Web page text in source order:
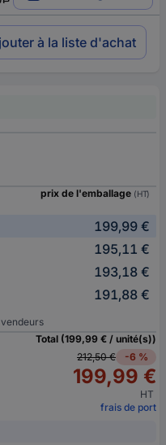
à la liste d'achat
prix de l'emballage (HT)
199,99 €
195,11 €
193,18 €
191,88 €
Total (199,99 € / unité(s))
212,50 €
-6 %
199,99 €
HT
frais de port